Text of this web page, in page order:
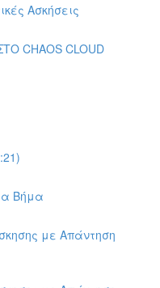
Ασκήσεις
CHAOS CLOUD
Βήμα
με Απάντηση